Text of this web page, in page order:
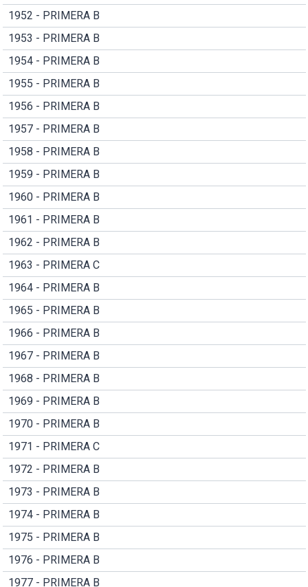
1952 - PRIMERA B
1953 - PRIMERA B
1954 - PRIMERA B
1955 - PRIMERA B
1956 - PRIMERA B
1957 - PRIMERA B
1958 - PRIMERA B
1959 - PRIMERA B
1960 - PRIMERA B
1961 - PRIMERA B
1962 - PRIMERA B
1963 - PRIMERA C
1964 - PRIMERA B
1965 - PRIMERA B
1966 - PRIMERA B
1967 - PRIMERA B
1968 - PRIMERA B
1969 - PRIMERA B
1970 - PRIMERA B
1971 - PRIMERA C
1972 - PRIMERA B
1973 - PRIMERA B
1974 - PRIMERA B
1975 - PRIMERA B
1976 - PRIMERA B
1977 - PRIMERA B